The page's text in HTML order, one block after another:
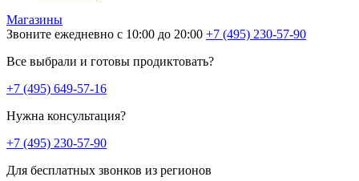
Магазины
Звоните ежедневно с 10:00 до 20:00 +7 (495) 230-57-90
Все выбрали и готовы продиктовать?
+7 (495) 649-57-16
Нужна консультация?
+7 (495) 230-57-90
Для бесплатных звонков из регионов